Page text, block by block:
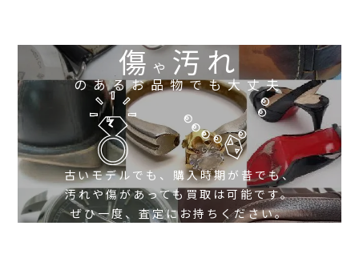
傷や 汚れ
のあるお品物でも大丈夫
古いモデルでも、購入時期が昔でも、
汚れや傷があっても買取は可能です。
ぜひ一度、査定にお持ちください。